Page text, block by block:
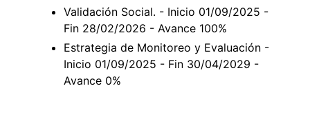
Validación Social. - Inicio 01/09/2025 -
Fin 28/02/2026 - Avance 100%
Estrategia de Monitoreo y Evaluación -
Inicio 01/09/2025 - Fin 30/04/2029 -
Avance 0%